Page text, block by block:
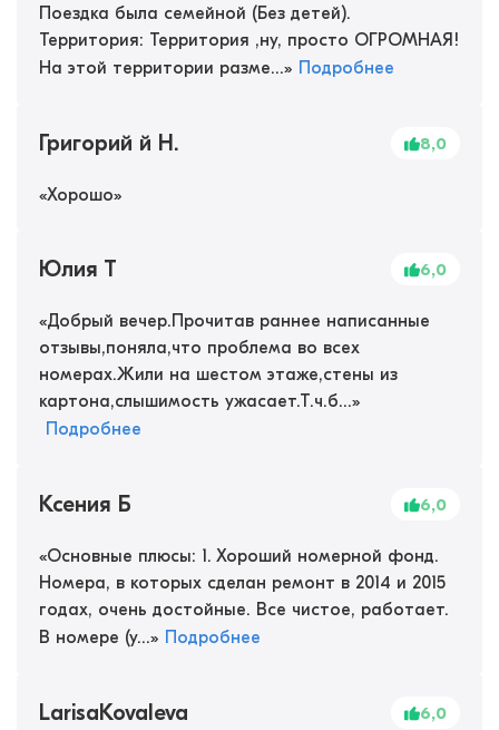
Поездка была семейной (Без детей).
Территория: Территория ,ну, просто ОГРОМНАЯ!
На этой территории разме...» Подробнее
Григорий й Н. 8,0
«Хорошо»
Юлия Т 6,0
«Добрый вечер.Прочитав раннее написанные
отзывы,поняла,что проблема во всех
номерах.Жили на шестом этаже,стены из
картона,слышимость ужасает.Т.ч.б...»
Подробнее
Ксения Б 6,0
«Основные плюсы: 1. Хороший номерной фонд.
Номера, в которых сделан ремонт в 2014 и 2015
годах, очень достойные. Все чистое, работает.
В номере (у...» Подробнее
LarisaKovaleva 6,0